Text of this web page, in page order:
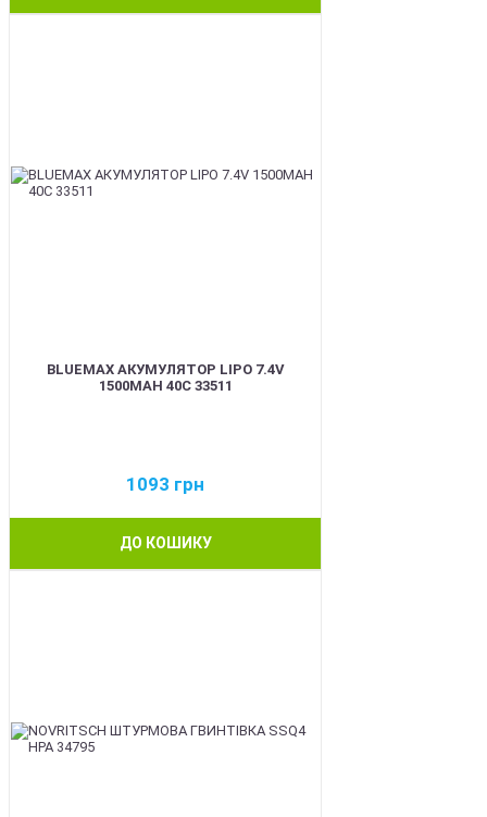
BLUEMAX АКУМУЛЯТОР LIPO 7.4V
1500MAH 40C 33511
1093 грн
ДО КОШИКУ